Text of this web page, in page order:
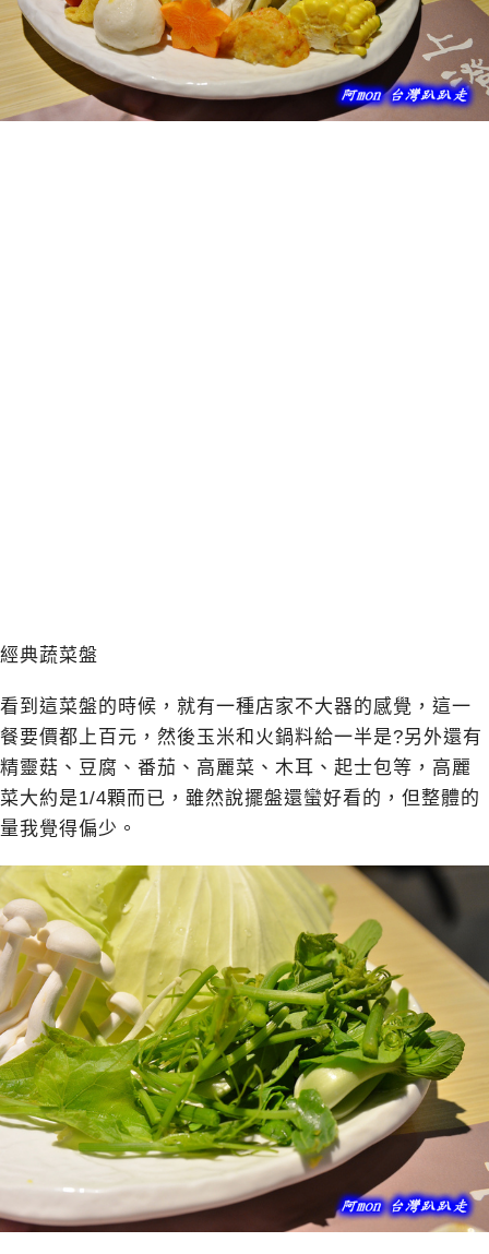
經典蔬菜盤
看到這菜盤的時候，就有一種店家不大器的感覺，這一
餐要價都上百元，然後玉米和火鍋料給一半是?另外還有
精靈菇、豆腐、番茄、高麗菜、木耳、起士包等，高麗
菜大約是1/4顆而已，雖然說擺盤還蠻好看的，但整體的
量我覺得偏少。